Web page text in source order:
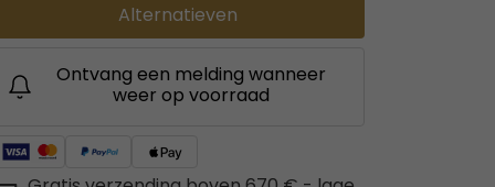
Alternatieven
Ontvang een melding wanneer
weer op voorraad